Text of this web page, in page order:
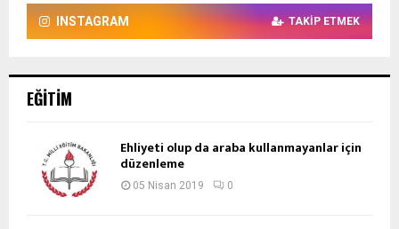
INSTAGRAM TAKIP ETMEK
EĞITIM
Ehliyeti olup da araba kullanmayanlar için
düzenleme
05 Nisan 2019 0